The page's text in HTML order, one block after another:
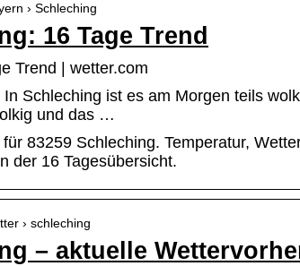
› Schleching
16 Tage Trend
Trend | wetter.com
Schleching ist es am Morgen teils
und das …
83259 Schleching. Temperatur,
der 16 Tagesübersicht.
› schleching
– aktuelle